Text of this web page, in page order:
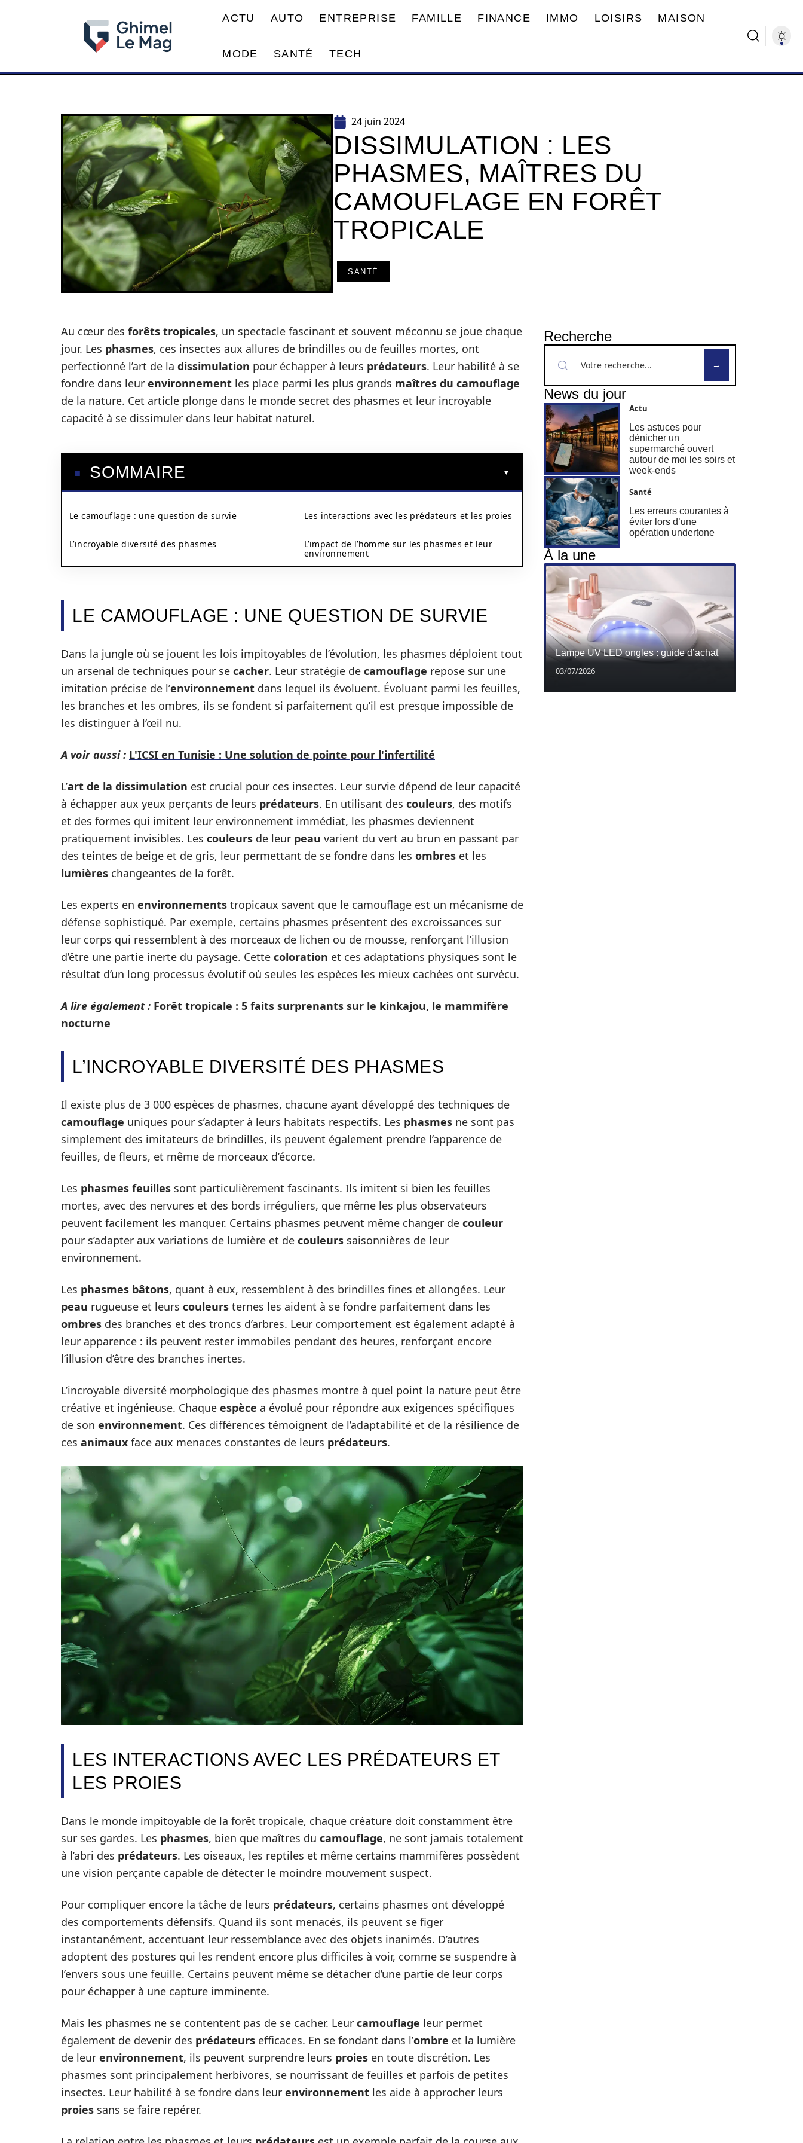
ACTU AUTO ENTREPRISE FAMILLE FINANCE IMMO LOISIRS MAISON
MODE SANTÉ TECH
24 juin 2024
DISSIMULATION : LES
PHASMES, MAÎTRES DU
CAMOUFLAGE EN FORÊT
TROPICALE
SANTÉ
Au cœur des forêts tropicales, un spectacle fascinant et souvent méconnu se joue chaque
jour. Les phasmes, ces insectes aux allures de brindilles ou de feuilles mortes, ont
perfectionné l’art de la dissimulation pour échapper à leurs prédateurs. Leur habilité à se
fondre dans leur environnement les place parmi les plus grands maîtres du camouflage
de la nature. Cet article plonge dans le monde secret des phasmes et leur incroyable
capacité à se dissimuler dans leur habitat naturel.
SOMMAIRE
Le camouflage : une question de survie
L’incroyable diversité des phasmes
Les interactions avec les prédateurs et les proies
L’impact de l’homme sur les phasmes et leur
environnement
LE CAMOUFLAGE : UNE QUESTION DE SURVIE
Dans la jungle où se jouent les lois impitoyables de l’évolution, les phasmes déploient tout
un arsenal de techniques pour se cacher. Leur stratégie de camouflage repose sur une
imitation précise de l’environnement dans lequel ils évoluent. Évoluant parmi les feuilles,
les branches et les ombres, ils se fondent si parfaitement qu’il est presque impossible de
les distinguer à l’œil nu.
A voir aussi : L'ICSI en Tunisie : Une solution de pointe pour l'infertilité
L’art de la dissimulation est crucial pour ces insectes. Leur survie dépend de leur capacité
à échapper aux yeux perçants de leurs prédateurs. En utilisant des couleurs, des motifs
et des formes qui imitent leur environnement immédiat, les phasmes deviennent
pratiquement invisibles. Les couleurs de leur peau varient du vert au brun en passant par
des teintes de beige et de gris, leur permettant de se fondre dans les ombres et les
lumières changeantes de la forêt.
Les experts en environnements tropicaux savent que le camouflage est un mécanisme de
défense sophistiqué. Par exemple, certains phasmes présentent des excroissances sur
leur corps qui ressemblent à des morceaux de lichen ou de mousse, renforçant l’illusion
d’être une partie inerte du paysage. Cette coloration et ces adaptations physiques sont le
résultat d’un long processus évolutif où seules les espèces les mieux cachées ont survécu.
A lire également : Forêt tropicale : 5 faits surprenants sur le kinkajou, le mammifère
nocturne
L’INCROYABLE DIVERSITÉ DES PHASMES
Il existe plus de 3 000 espèces de phasmes, chacune ayant développé des techniques de
camouflage uniques pour s’adapter à leurs habitats respectifs. Les phasmes ne sont pas
simplement des imitateurs de brindilles, ils peuvent également prendre l’apparence de
feuilles, de fleurs, et même de morceaux d’écorce.
Les phasmes feuilles sont particulièrement fascinants. Ils imitent si bien les feuilles
mortes, avec des nervures et des bords irréguliers, que même les plus observateurs
peuvent facilement les manquer. Certains phasmes peuvent même changer de couleur
pour s’adapter aux variations de lumière et de couleurs saisonnières de leur
environnement.
Les phasmes bâtons, quant à eux, ressemblent à des brindilles fines et allongées. Leur
peau rugueuse et leurs couleurs ternes les aident à se fondre parfaitement dans les
ombres des branches et des troncs d’arbres. Leur comportement est également adapté à
leur apparence : ils peuvent rester immobiles pendant des heures, renforçant encore
l’illusion d’être des branches inertes.
L’incroyable diversité morphologique des phasmes montre à quel point la nature peut être
créative et ingénieuse. Chaque espèce a évolué pour répondre aux exigences spécifiques
de son environnement. Ces différences témoignent de l’adaptabilité et de la résilience de
ces animaux face aux menaces constantes de leurs prédateurs.
LES INTERACTIONS AVEC LES PRÉDATEURS ET
LES PROIES
Dans le monde impitoyable de la forêt tropicale, chaque créature doit constamment être
sur ses gardes. Les phasmes, bien que maîtres du camouflage, ne sont jamais totalement
à l’abri des prédateurs. Les oiseaux, les reptiles et même certains mammifères possèdent
une vision perçante capable de détecter le moindre mouvement suspect.
Pour compliquer encore la tâche de leurs prédateurs, certains phasmes ont développé
des comportements défensifs. Quand ils sont menacés, ils peuvent se figer
instantanément, accentuant leur ressemblance avec des objets inanimés. D’autres
adoptent des postures qui les rendent encore plus difficiles à voir, comme se suspendre à
l’envers sous une feuille. Certains peuvent même se détacher d’une partie de leur corps
pour échapper à une capture imminente.
Mais les phasmes ne se contentent pas de se cacher. Leur camouflage leur permet
également de devenir des prédateurs efficaces. En se fondant dans l’ombre et la lumière
de leur environnement, ils peuvent surprendre leurs proies en toute discrétion. Les
phasmes sont principalement herbivores, se nourrissant de feuilles et parfois de petites
insectes. Leur habilité à se fondre dans leur environnement les aide à approcher leurs
proies sans se faire repérer.
Recherche
News du jour
Actu
Les astuces pour
dénicher un
supermarché ouvert
autour de moi les soirs et
week-ends
Santé
Les erreurs courantes à
éviter lors d’une
opération undertone
À la une
Lampe UV LED ongles : guide d’achat
03/07/2026